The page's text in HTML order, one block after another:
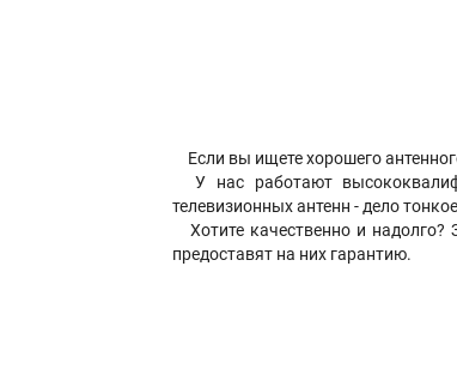
Если вы ищете хорошего
У нас работают
телевизионных антенн - дело
Хотите качественно и
предоставят на них гарантию.